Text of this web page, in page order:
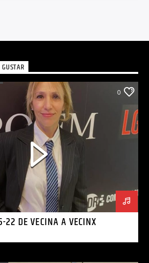
0
22 DE VECINA A VECINX